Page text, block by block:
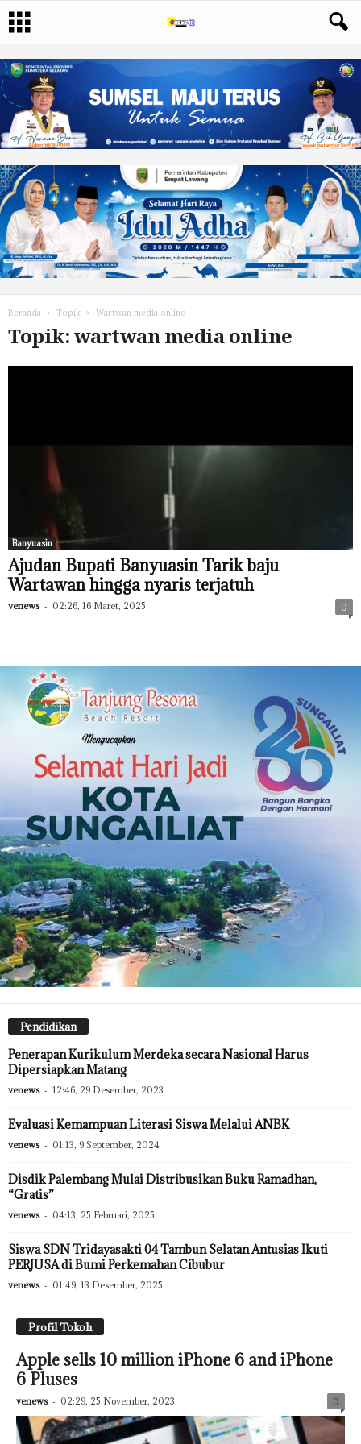
Beranda Topik Wartwan media online
Topik: wartwan media online
Banyuasin
Ajudan Bupati Banyuasin Tarik baju
Wartawan hingga nyaris terjatuh
venews - 02:26, 16 Maret, 2025 0
Pendidikan
Penerapan Kurikulum Merdeka secara Nasional Harus
Dipersiapkan Matang
venews - 12:46, 29 Desember, 2023
Evaluasi Kemampuan Literasi Siswa Melalui ANBK
venews - 01:13, 9 September, 2024
Disdik Palembang Mulai Distribusikan Buku Ramadhan,
“Gratis”
venews - 04:13, 25 Februari, 2025
Siswa SDN Tridayasakti 04 Tambun Selatan Antusias Ikuti
PERJUSA di Bumi Perkemahan Cibubur
venews - 01:49, 13 Desember, 2025
Profil Tokoh
Apple sells 10 million iPhone 6 and iPhone
6 Pluses
venews - 02:29, 25 November, 2023 0